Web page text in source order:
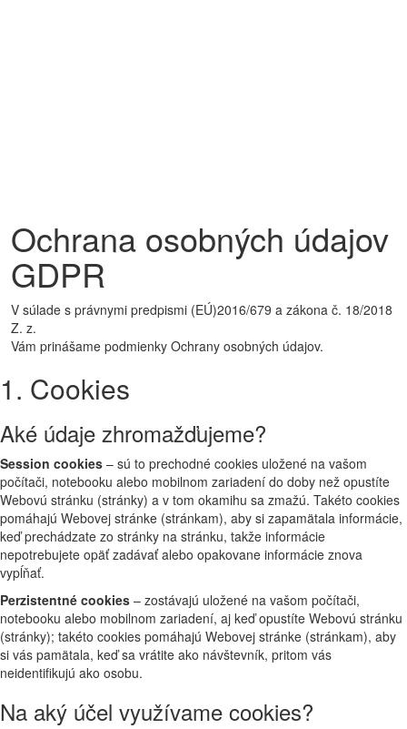
Ochrana osobných údajov
GDPR
V súlade s právnymi predpismi (EÚ)2016/679 a zákona č. 18/2018
Z. z.
Vám prinášame podmienky Ochrany osobných údajov.
1. Cookies
Aké údaje zhromažďujeme?
Session cookies – sú to prechodné cookies uložené na vašom
počítači, notebooku alebo mobilnom zariadení do doby než opustíte
Webovú stránku (stránky) a v tom okamihu sa zmažú. Takéto cookies
pomáhajú Webovej stránke (stránkam), aby si zapamätala informácie,
keď prechádzate zo stránky na stránku, takže informácie
nepotrebujete opäť zadávať alebo opakovane informácie znova
vypĺňať.
Perzistentné cookies – zostávajú uložené na vašom počítači,
notebooku alebo mobilnom zariadení, aj keď opustíte Webovú stránku
(stránky); takéto cookies pomáhajú Webovej stránke (stránkam), aby
si vás pamätala, keď sa vrátite ako návštevník, pritom vás
neidentifikujú ako osobu.
Na aký účel využívame cookies?